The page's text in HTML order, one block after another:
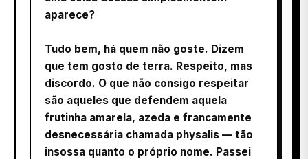
aparece?
Tudo bem, há quem não goste. Dizem
que tem gosto de terra. Respeito, mas
discordo. O que não consigo respeitar
são aqueles que defendem aquela
frutinha amarela, azeda e francamente
desnecessária chamada physalis — tão
insossa quanto o próprio nome. Passei